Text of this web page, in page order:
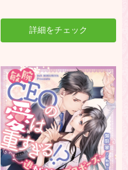
詳細をチェック